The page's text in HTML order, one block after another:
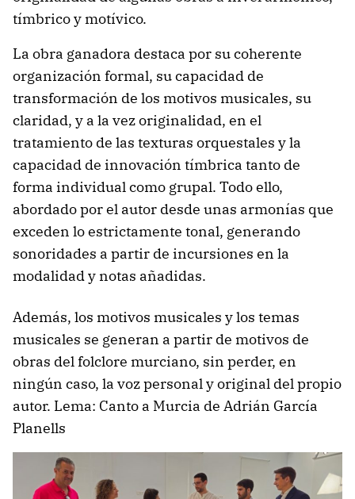
tímbrico y motívico.
La obra ganadora destaca por su coherente
organización formal, su capacidad de
transformación de los motivos musicales, su
claridad, y a la vez originalidad, en el
tratamiento de las texturas orquestales y la
capacidad de innovación tímbrica tanto de
forma individual como grupal. Todo ello,
abordado por el autor desde unas armonías que
exceden lo estrictamente tonal, generando
sonoridades a partir de incursiones en la
modalidad y notas añadidas.
Además, los motivos musicales y los temas
musicales se generan a partir de motivos de
obras del folclore murciano, sin perder, en
ningún caso, la voz personal y original del propio
autor. Lema: Canto a Murcia de Adrián García
Planells